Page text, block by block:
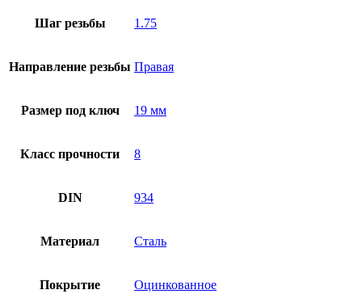
Шаг резьбы 1.75
Направление резьбы Правая
Размер под ключ 19 мм
Класс прочности 8
DIN 934
Материал Сталь
Покрытие Оцинкованное